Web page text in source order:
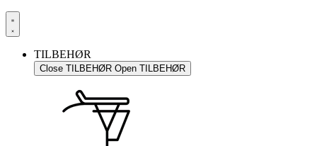
TILBEHØR
Close TILBEHØR Open TILBEHØR